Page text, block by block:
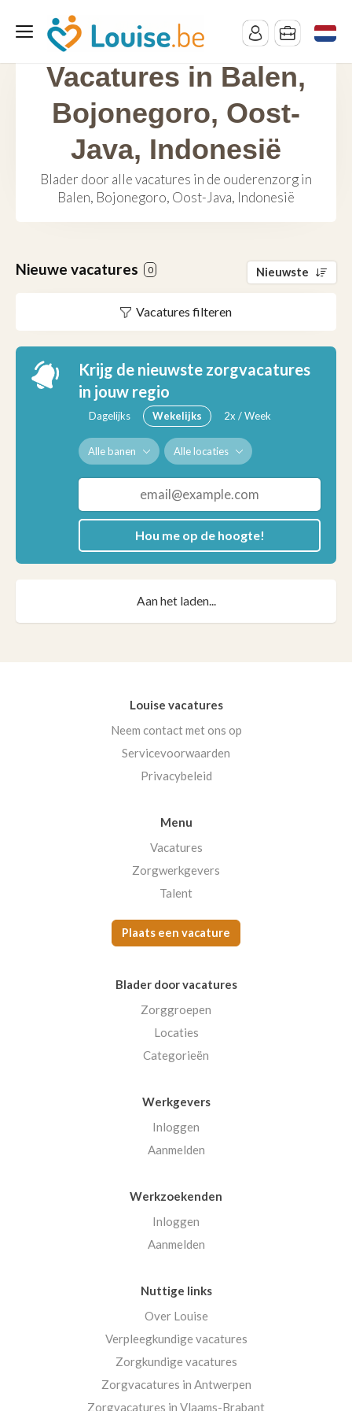
Vacatures in Balen,
Bojonegoro, Oost-
Java, Indonesië
Blader door alle vacatures in de ouderenzorg in
Balen, Bojonegoro, Oost-Java, Indonesië
Nieuwe vacatures 0 Nieuwste
Vacatures filteren
Krijg de nieuwste zorgvacatures
in jouw regio
Dagelijks Wekelijks 2x / Week
Alle banen Alle locaties
Hou me op de hoogte!
Aan het laden...
Louise vacatures
Neem contact met ons op
Servicevoorwaarden
Privacybeleid
Menu
Vacatures
Zorgwerkgevers
Talent
Plaats een vacature
Blader door vacatures
Zorggroepen
Locaties
Categorieën
Werkgevers
Inloggen
Aanmelden
Werkzoekenden
Inloggen
Aanmelden
Nuttige links
Over Louise
Verpleegkundige vacatures
Zorgkundige vacatures
Zorgvacatures in Antwerpen
Zorgvacatures in Vlaams-Brabant